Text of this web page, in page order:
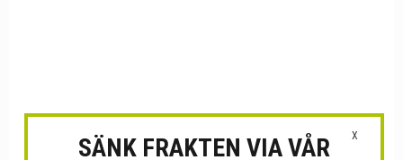
X
SÄNK FRAKTEN VIA VÅR